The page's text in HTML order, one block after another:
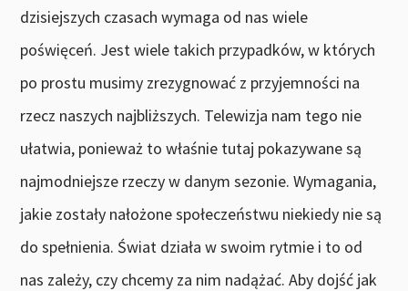
dzisiejszych czasach wymaga od nas wiele
poświęceń. Jest wiele takich przypadków, w których
po prostu musimy zrezygnować z przyjemności na
rzecz naszych najbliższych. Telewizja nam tego nie
ułatwia, ponieważ to właśnie tutaj pokazywane są
najmodniejsze rzeczy w danym sezonie. Wymagania,
jakie zostały nałożone społeczeństwu niekiedy nie są
do spełnienia. Świat działa w swoim rytmie i to od
nas zależy, czy chcemy za nim nadążać. Aby dojść jak